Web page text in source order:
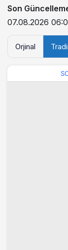
Son
07.08.2026
Orjinal